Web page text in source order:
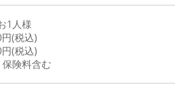
1人様
(税込)
(税込)
険料含む